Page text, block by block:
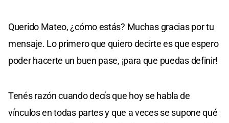
Querido Mateo, ¿cómo estás? Muchas gracias por tu
mensaje. Lo primero que quiero decirte es que espero
poder hacerte un buen pase, ¡para que puedas definir!
Tenés razón cuando decís que hoy se habla de
vínculos en todas partes y que a veces se supone qué